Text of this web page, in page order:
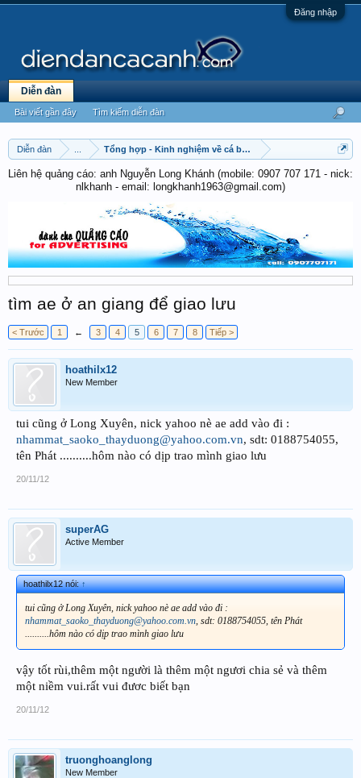
Đăng nhập
Diễn đàn Tổng hợp - Kinh nghiệm về cá betta
Liên hệ quảng cáo: anh Nguyễn Long Khánh (mobile: 0907 707 171 - nick:
nlkhanh - email: longkhanh1963@gmail.com)
tìm ae ở an giang để giao lưu
< Trước 1 ← 3 4 5 6 7 8 Tiếp >
hoathilx12
New Member
tui cũng ở Long Xuyên, nick yahoo nè ae add vào đi :
nhammat_saoko_thayduong@yahoo.com.vn, sdt: 0188754055,
tên Phát ..........hôm nào có dịp trao mình giao lưu
20/11/12
superAG
Active Member
hoathilx12 nói:↑
tui cũng ở Long Xuyên, nick yahoo nè ae add vào đi :
nhammat_saoko_thayduong@yahoo.com.vn, sdt: 0188754055, tên Phát
..........hôm nào có dịp trao mình giao lưu
vậy tốt rùi,thêm một người là thêm một ngươi chia sẻ và thêm
một niềm vui.rất vui đươc biết bạn
20/11/12
truonghoanglong
New Member
Diễn đàn
Bài viết gần đây Tìm kiếm diễn đàn